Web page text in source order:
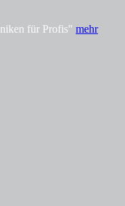
für Profis" mehr